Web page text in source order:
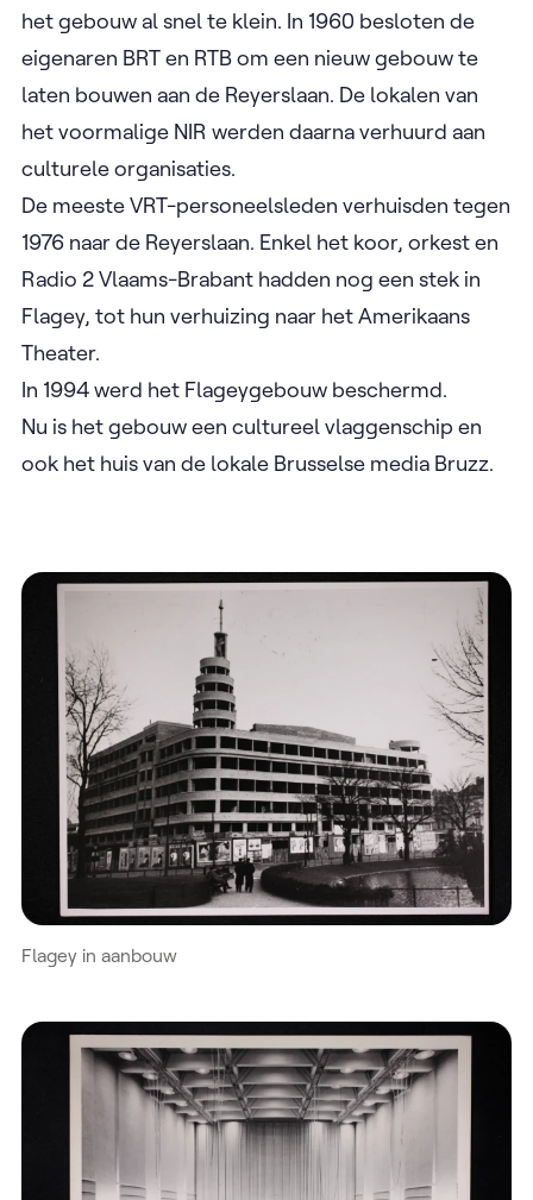
het gebouw al snel te klein. In 1960 besloten de
eigenaren BRT en RTB om een nieuw gebouw te
laten bouwen aan de Reyerslaan. De lokalen van
het voormalige NIR werden daarna verhuurd aan
culturele organisaties.
De meeste VRT-personeelsleden verhuisden tegen
1976 naar de Reyerslaan. Enkel het koor, orkest en
Radio 2 Vlaams-Brabant hadden nog een stek in
Flagey, tot hun verhuizing naar het Amerikaans
Theater.
In 1994 werd het Flageygebouw beschermd.
Nu is het gebouw een cultureel vlaggenschip en
ook het huis van de lokale Brusselse media Bruzz.
Flagey in aanbouw